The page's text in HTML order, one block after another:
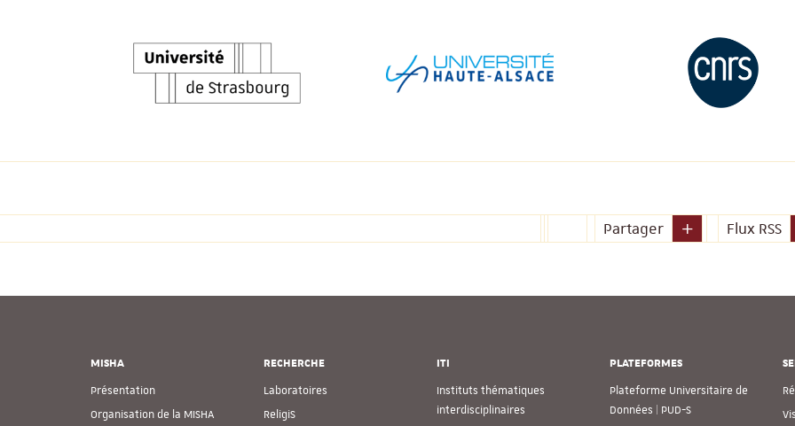
Partager Flux RSS
MISHA
Présentation
Organisation de la MISHA
RECHERCHE
Laboratoires
ReligiS
ITI
Instituts thématiques
interdisciplinaires
PLATEFORMES
Plateforme Universitaire de
Données | PUD-S